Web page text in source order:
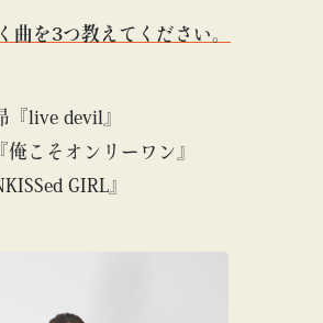
曲を3つ教えてください。
『live devil』
こそオンリーワン』
GIRL』